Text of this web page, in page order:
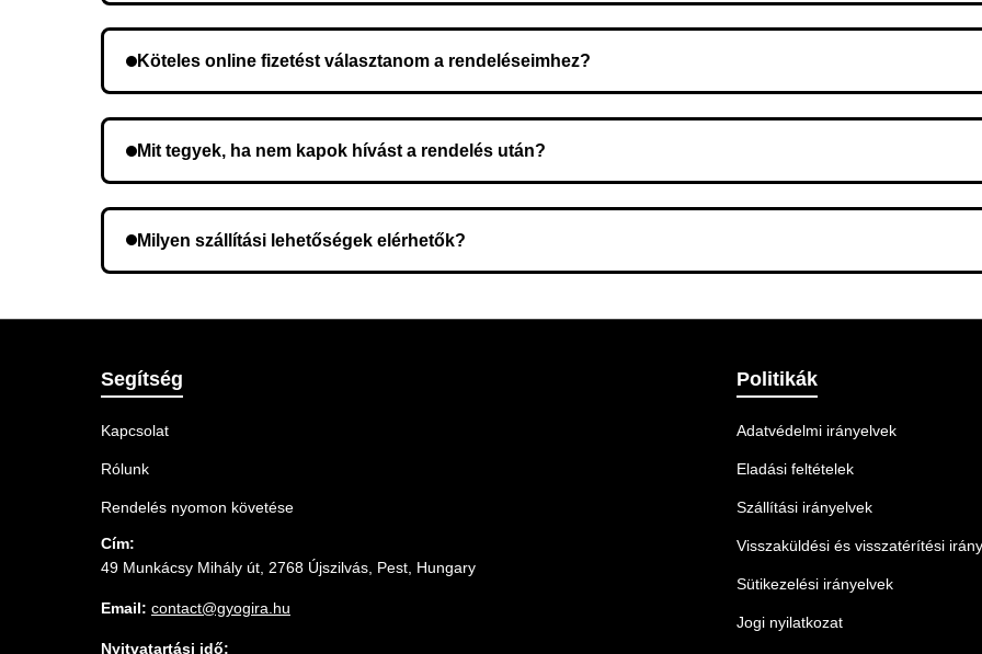
Köteles online fizetést választanom a rendeléseimhez?
Mit tegyek, ha nem kapok hívást a rendelés után?
Milyen szállítási lehetőségek elérhetők?
Segítség
Kapcsolat
Rólunk
Rendelés nyomon követése
Cím:
49 Munkácsy Mihály út, 2768 Újszilvás, Pest, Hungary
Email: contact@gyogira.hu
Nyitvatartási idő:
Politikák
Adatvédelmi irányelvek
Eladási feltételek
Szállítási irányelvek
Visszaküldési és visszatérítési
Sütikezelési irányelvek
Jogi nyilatkozat